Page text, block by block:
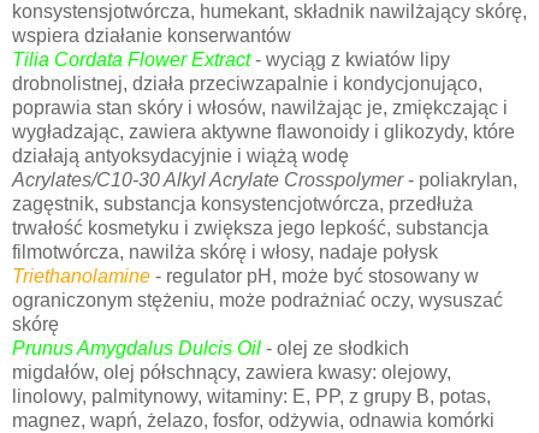
konsystensjotwórcza, humekant, składnik nawilżający skórę,
wspiera działanie konserwantów
Tilia Cordata Flower Extract- wyciąg z kwiatów lipy
drobnolistnej, działa przeciwzapalnie i kondycjonująco,
poprawia stan skóry i włosów, nawilżając je, zmiękczając i
wygładzając, zawiera aktywne flawonoidy i glikozydy, które
działają antyoksydacyjnie i wiążą wodę
Acrylates/C10-30 Alkyl Acrylate Crosspolymer- poliakrylan,
zagęstnik, substancja konsystencjotwórcza, przedłuża
trwałość kosmetyku i zwiększa jego lepkość, substancja
filmotwórcza, nawilża skórę i włosy, nadaje połysk
Triethanolamine - regulator pH, może być stosowany w
ograniczonym stężeniu, może podrażniać oczy, wysuszać
skórę
Prunus Amygdalus Dulcis Oil - olej ze słodkich
migdałów, olej półschnący, zawiera kwasy: olejowy,
linolowy, palmitynowy, witaminy: E, PP, z grupy B, potas,
magnez, wapń, żelazo, fosfor, odżywia, odnawia komórki